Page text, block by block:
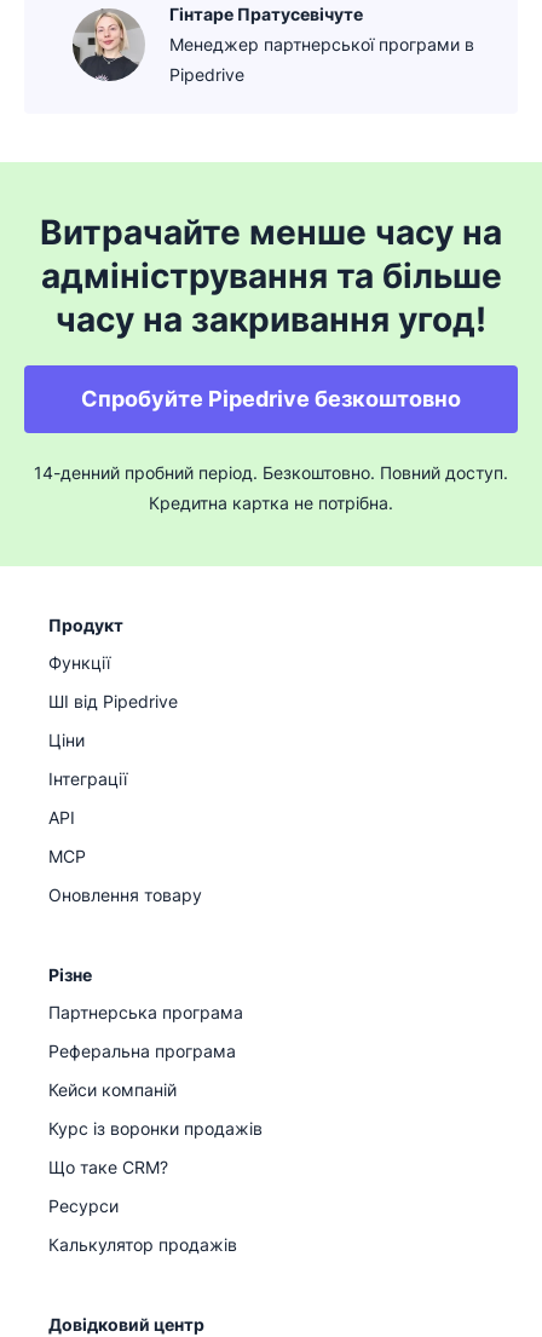
Гінтаре Пратусевічуте
Менеджер партнерської програми в
Pipedrive
Витрачайте менше часу на
адміністрування та більше
часу на закривання угод!
Спробуйте Pipedrive безкоштовно
14-денний пробний період. Безкоштовно. Повний доступ.
Кредитна картка не потрібна.
Продукт
Функції
ШІ від Pipedrive
Ціни
Інтеграції
API
MCP
Оновлення товару
Різне
Партнерська програма
Реферальна програма
Кейси компаній
Курс із воронки продажів
Що таке CRM?
Ресурси
Калькулятор продажів
Довідковий центр